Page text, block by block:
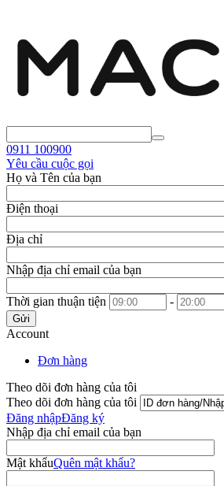
0911 100900
Yêu cầu cuộc gọi
Họ và Tên của bạn
Điện thoại
Địa chỉ
Nhập địa chỉ email của bạn
Thời gian thuận tiện -
Gửi
Account
Đơn hàng
Theo dõi đơn hàng của tôi
Theo dõi đơn hàng của tôi
Đăng nhậpĐăng ký
Nhập địa chỉ email của bạn
Mật khẩuQuên mật khẩu?